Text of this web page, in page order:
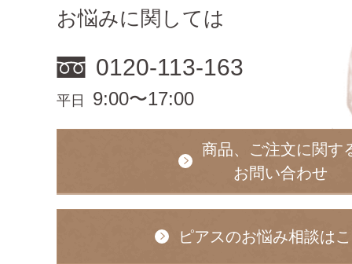
お悩みに関しては
0120-113-163
平日 9:00〜17:00
商品、ご注文に関す
お問い合わせ
ピアスのお悩み相談は